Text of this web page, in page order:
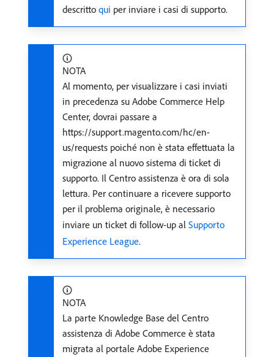
descritto qui per inviare i casi di supporto.
NOTA
Al momento, per visualizzare i casi inviati
in precedenza su Adobe Commerce Help
Center, dovrai passare a
https://support.magento.com/hc/en-
us/requests poiché non è stata effettuata la
migrazione al nuovo sistema di ticket di
supporto. Il Centro assistenza è ora di sola
lettura. Per continuare a ricevere supporto
per il problema originale, è necessario
inviare un ticket di follow-up al Supporto
Experience League.
NOTA
La parte Knowledge Base del Centro
assistenza di Adobe Commerce è stata
migrata al portale Adobe Experience